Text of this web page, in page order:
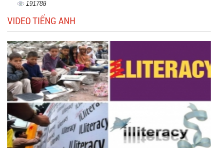
191788
VIDEO TIẾNG ANH